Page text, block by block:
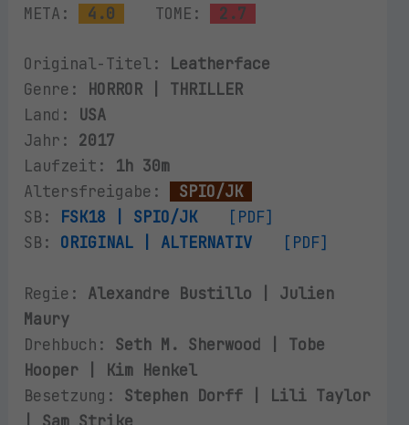
META:
4.0 TOME: 2.7
Original-Titel:
Leatherface
Genre:
HORROR | THRILLER
Land: USA
Jahr: 2017
Laufzeit: 1h 30m
Altersfreigabe:
SPIO/JK
SB: FSK18 | SPIO/JK[PDF]
SB: ORIGINAL | ALTERNATIV [PDF]
Regie: Alexandre Bustillo | Julien
Maury
Drehbuch: Seth M. Sherwood | Tobe
Hooper | Kim Henkel
Besetzung: Stephen Dorff | Lili Taylor
| Sam Strike